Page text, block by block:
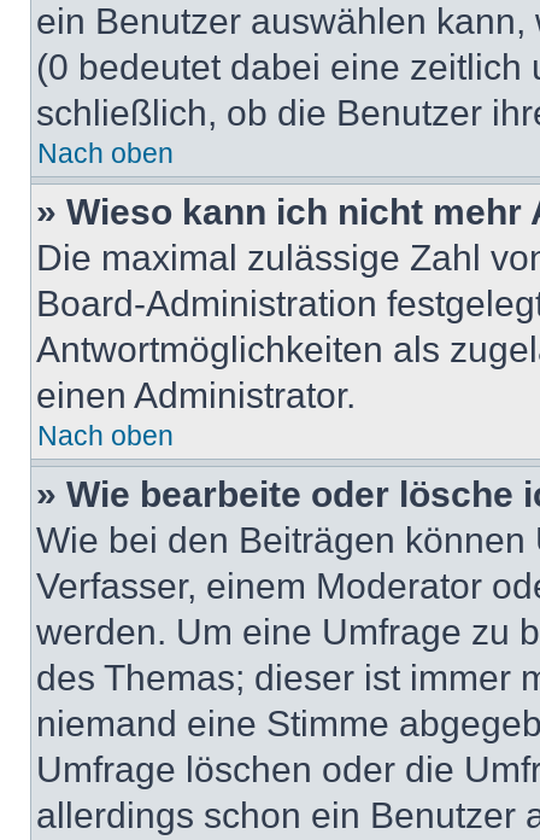
ein Benutzer auswählen
(0 bedeutet dabei eine
schließlich, ob die Benutzer
Nach oben
» Wieso kann ich nicht
Die maximal zulässige Zahl
Board-Administration
Antwortmöglichkeiten als
einen Administrator.
Nach oben
» Wie bearbeite oder lösche
Wie bei den Beiträgen
Verfasser, einem Moderator
werden. Um eine Umfrage zu
des Themas; dieser ist immer
niemand eine Stimme
Umfrage löschen oder die
allerdings schon ein Benutzer